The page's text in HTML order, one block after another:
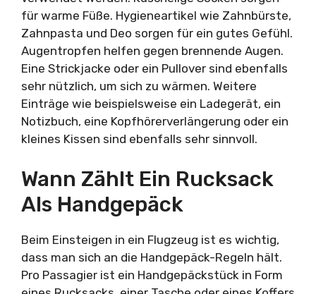
für warme Füße. Hygieneartikel wie Zahnbürste,
Zahnpasta und Deo sorgen für ein gutes Gefühl.
Augentropfen helfen gegen brennende Augen.
Eine Strickjacke oder ein Pullover sind ebenfalls
sehr nützlich, um sich zu wärmen. Weitere
Einträge wie beispielsweise ein Ladegerät, ein
Notizbuch, eine Kopfhörerverlängerung oder ein
kleines Kissen sind ebenfalls sehr sinnvoll.
Wann Zählt Ein Rucksack
Als Handgepäck
Beim Einsteigen in ein Flugzeug ist es wichtig,
dass man sich an die Handgepäck-Regeln hält.
Pro Passagier ist ein Handgepäckstück in Form